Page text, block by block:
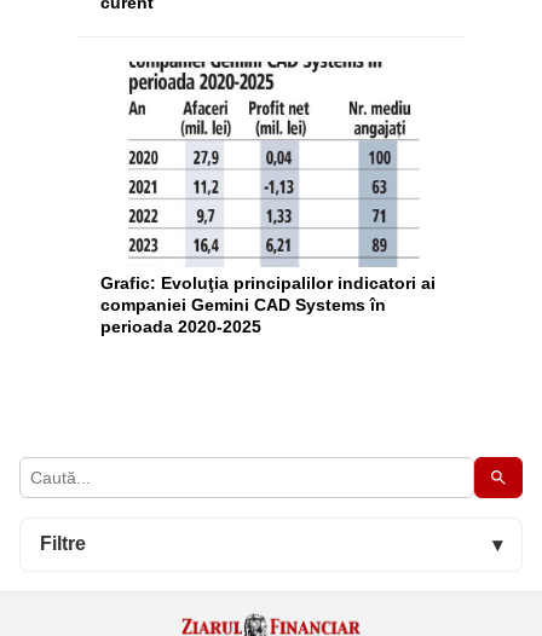
Filtre ▾
Grafic: Evoluţia principalilor indicatori ai
companiei Gemini CAD Systems în
perioada 2020-2025